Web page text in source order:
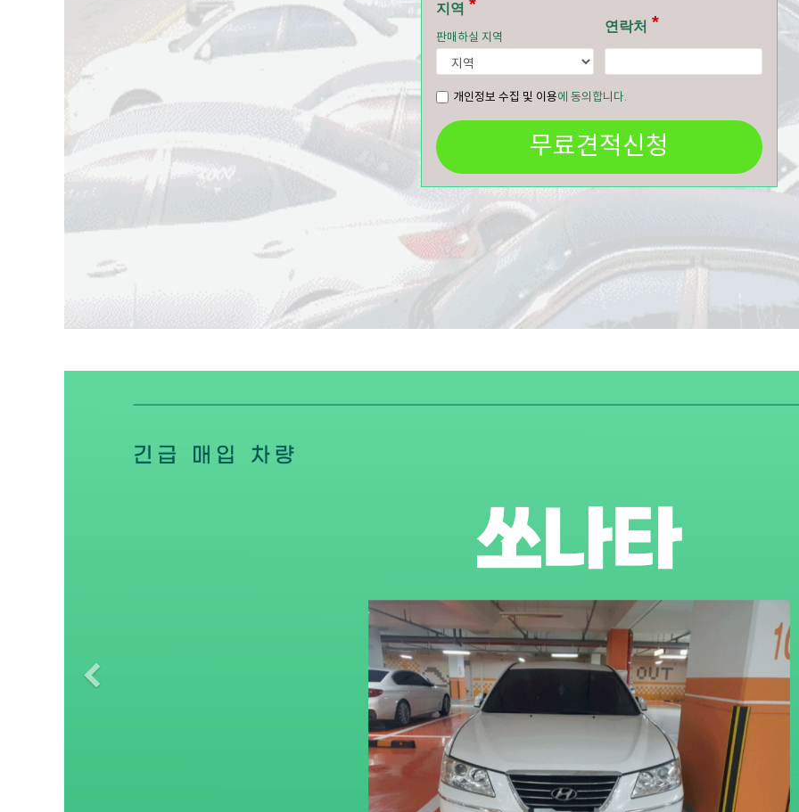
지역
판매하실 지역
연락처
개인정보 수집 및 이용에 동의합니다.
무료견적신청